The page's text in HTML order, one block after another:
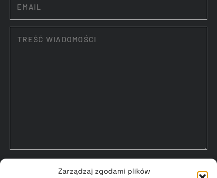
Zarządzaj zgodami plików